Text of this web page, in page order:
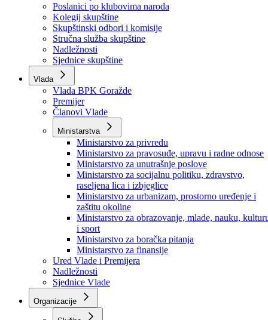
Skupština BPK Goražde
Rukovodstvo
Poslanici po strankama
Poslanici po klubovima naroda
Kolegij skupštine
Skupštinski odbori i komisije
Stručna služba skupštine
Nadležnosti
Sjednice skupštine
Vlada
Vlada BPK Goražde
Premijer
Članovi Vlade
Ministarstva
Ministarstvo za privredu
Ministarstvo za pravosuđe, upravu i radne odnose
Ministarstvo za unutrašnje poslove
Ministarstvo za socijalnu politiku, zdravstvo,
raseljena lica i izbjeglice
Ministarstvo za urbanizam, prostorno uređenje i
zaštitu okoline
Ministarstvo za obrazovanje, mlade, nauku,
i sport
Ministarstvo za boračka pitanja
Ministarstvo za finansije
Ured Vlade i Premijera
Nadležnosti
Sjednice Vlade